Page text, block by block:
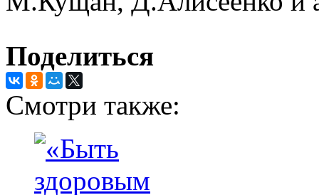
Поделиться
Смотри также: